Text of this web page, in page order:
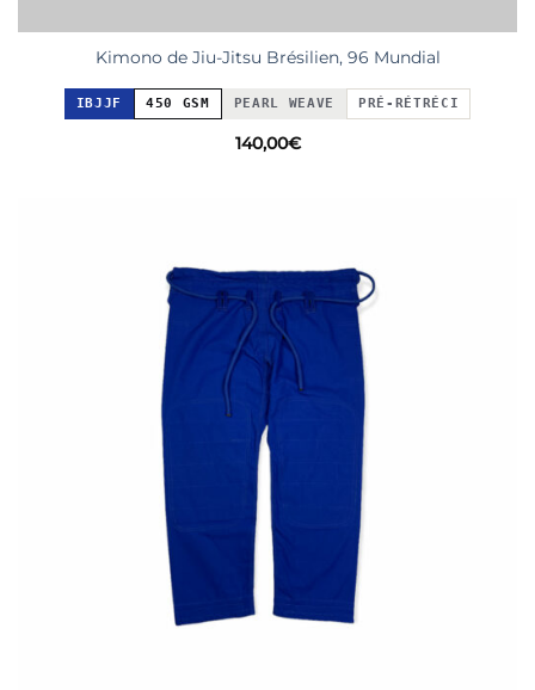
Kimono de Jiu-Jitsu Brésilien, 96 Mundial
IBJJF 450 GSM PEARL WEAVE PRÉ-RÉTRÉCI
140,00€